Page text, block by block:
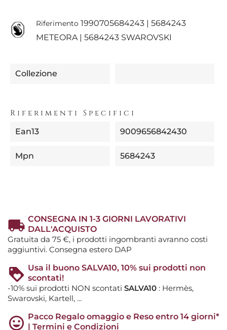
Riferimento 1990705684243 | 5684243
METEORA | 5684243 SWAROVSKI
Collezione
Riferimenti Specifici
Ean13 9009656842430
Mpn 5684243
CONSEGNA IN 1-3 GIORNI LAVORATIVI
DALL'ACQUISTO
Gratuita da 75 €, i prodotti ingombranti avranno costi
aggiuntivi. Consegna estero DAP
Usa il buono SALVA10, 10% sui prodotti non
scontati!
-10% sui prodotti NON scontati SALVA10 : Hermès,
Swarovski, Kartell, ...
Pacco Regalo omaggio e Reso entro 14 giorni*
| Termini e Condizioni